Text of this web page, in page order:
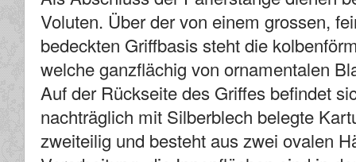
Voluten. Über der von einem grossen,
bedeckten Griffbasis steht die
welche ganzflächig von ornamentalen
Auf der Rückseite des Griffes befindet
nachträglich mit Silberblech belegte
zweiteilig und besteht aus zwei ovalen